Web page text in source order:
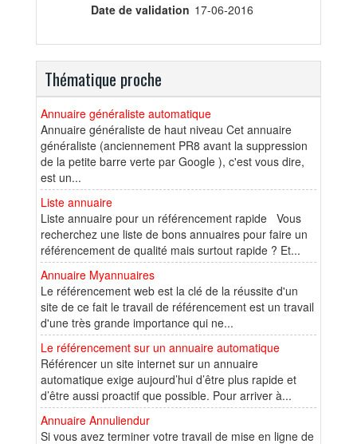
Date de validation 17-06-2016
Thématique proche
Annuaire généraliste automatique
Annuaire généraliste de haut niveau Cet annuaire
généraliste (anciennement PR8 avant la suppression
de la petite barre verte par Google ), c'est vous dire,
est un...
Liste annuaire
Liste annuaire pour un référencement rapide Vous
recherchez une liste de bons annuaires pour faire un
référencement de qualité mais surtout rapide ? Et...
Annuaire Myannuaires
Le référencement web est la clé de la réussite d'un
site de ce fait le travail de référencement est un travail
d'une très grande importance qui ne...
Le référencement sur un annuaire automatique
Référencer un site internet sur un annuaire
automatique exige aujourd’hui d’être plus rapide et
d’être aussi proactif que possible. Pour arriver à...
Annuaire Annuliendur
Si vous avez terminer votre travail de mise en ligne de